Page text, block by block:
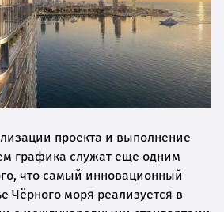
проекта и выполнение
графика служат еще одним
что самый инновационный
Чёрного моря реализуется в